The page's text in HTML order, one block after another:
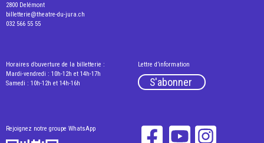
2800 Delémont
billetterie@theatre-du-jura.ch
032 566 55 55
Horaires d’ouverture de la billetterie :
Mardi-vendredi : 10h-12h et 14h-17h
Samedi : 10h-12h et 14h-16h
Lettre d’information
S'abonner
Rejoignez notre groupe WhatsApp